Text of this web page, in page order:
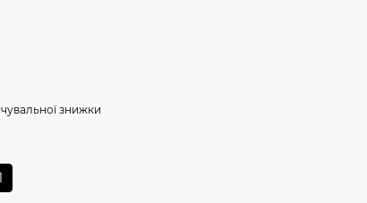
знижки